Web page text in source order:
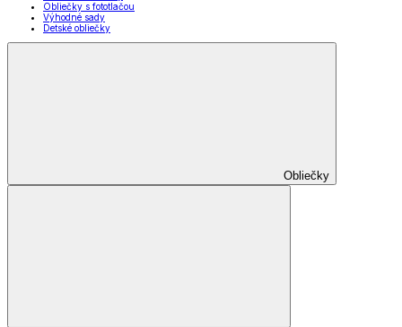
Obliečky s fototlačou
Výhodné sady
Detské obliečky
Obliečky